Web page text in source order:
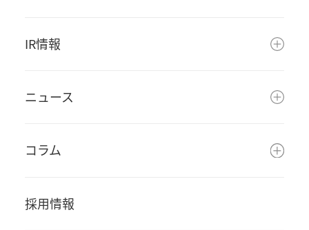
IR情報
ニュース
コラム
採用情報